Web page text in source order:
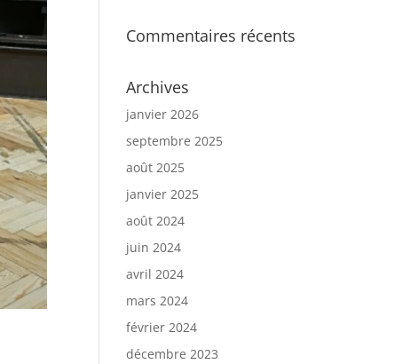
Commentaires récents
Archives
janvier 2026
septembre 2025
août 2025
janvier 2025
août 2024
juin 2024
avril 2024
mars 2024
février 2024
décembre 2023